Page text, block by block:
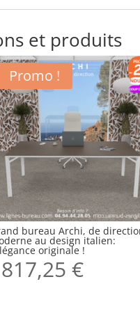
et produits
Promo !
bureau Archi, de
au design italien:
originale !
€